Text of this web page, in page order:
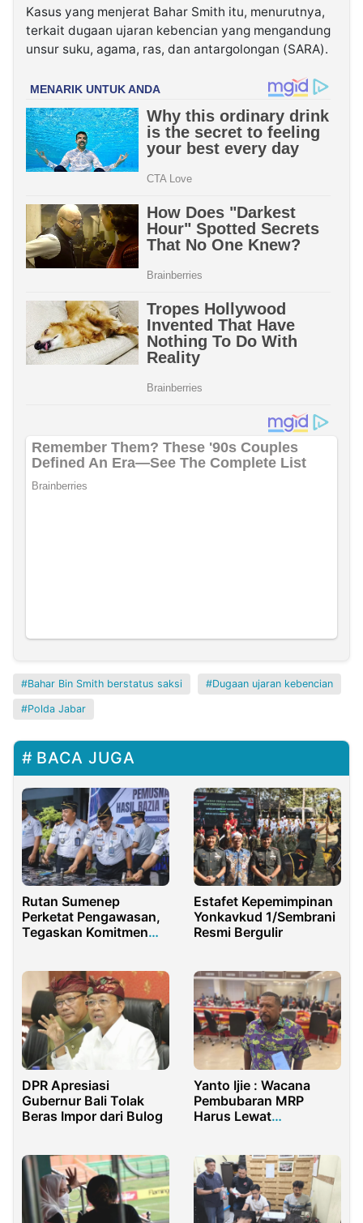
Kasus yang menjerat Bahar Smith itu, menurutnya,
terkait dugaan ujaran kebencian yang mengandung
unsur suku, agama, ras, dan antargolongan (SARA).
Bahar Bin Smith berstatus saksi Dugaan ujaran kebencian
Polda Jabar
BACA JUGA
Rutan Sumenep
Perketat Pengawasan,
Tegaskan Komitmen
Estafet Kepemimpinan
Yonkavkud 1/Sembrani
Resmi Bergulir
DPR Apresiasi
Gubernur Bali Tolak
Beras Impor dari Bulog
Yanto Ijie : Wacana
Pembubaran MRP
Harus Lewat